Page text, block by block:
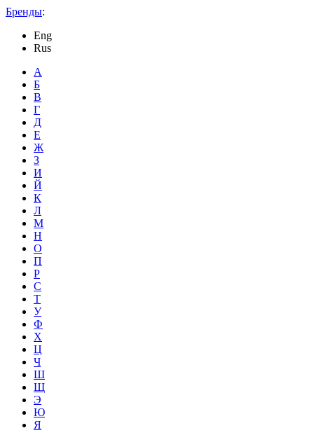
Бренды:
Eng
Rus
А
Б
В
Г
Д
Е
Ж
З
И
Й
К
Л
М
Н
О
П
Р
С
Т
У
Ф
Х
Ц
Ч
Ш
Щ
Э
Ю
Я